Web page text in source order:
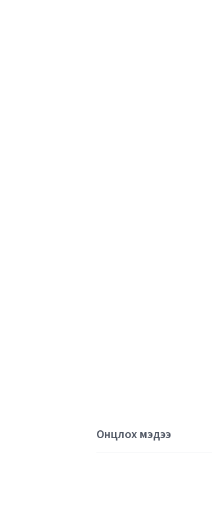
Онцлох мэдээ